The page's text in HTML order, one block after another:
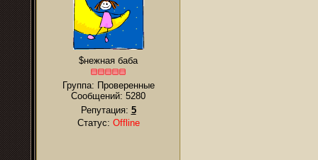
$нежная баба
Группа: Проверенные
Сообщений: 5280
Репутация: 5
Статус: Offline